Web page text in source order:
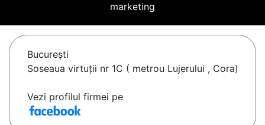
marketing
Bucureşti
Soseaua virtuții nr 1C ( metrou Lujerului , Cora)
Vezi profilul firmei pe